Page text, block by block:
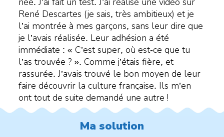
René Descartes (je sais, très ambitieux) et je
l’ai montrée à mes garçons, sans leur dire que
je l’avais réalisée. Leur adhésion a été
immédiate : « C’est super, où est-ce que tu
l’as trouvée ? ». Comme j’étais fière, et
rassurée. J’avais trouvé le bon moyen de leur
faire découvrir la culture française. Ils m’en
ont tout de suite demandé une autre !
Ma solution